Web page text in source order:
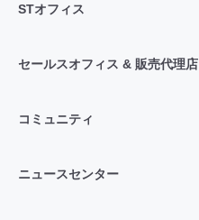
STオフィス
セールスオフィス & 販売代理店
コミュニティ
ニュースセンター